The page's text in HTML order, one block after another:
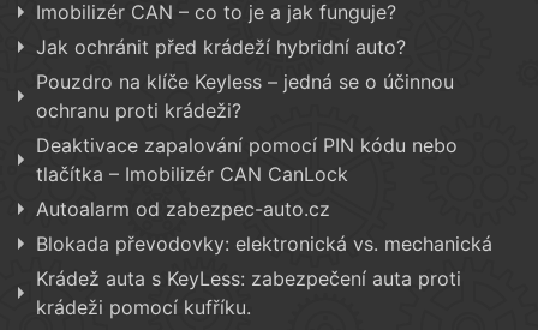
Imobilizér CAN – co to je a jak funguje?
Jak ochránit před krádeží hybridní auto?
Pouzdro na klíče Keyless – jedná se o účinnou
ochranu proti krádeži?
Deaktivace zapalování pomocí PIN kódu nebo
tlačítka – Imobilizér CAN CanLock
Autoalarm od zabezpec-auto.cz
Blokada převodovky: elektronická vs. mechanická
Krádež auta s KeyLess: zabezpečení auta proti
krádeži pomocí kufříku.